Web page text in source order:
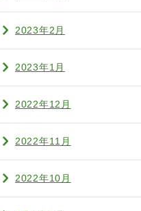
2023年2月
2023年1月
2022年12月
2022年11月
2022年10月